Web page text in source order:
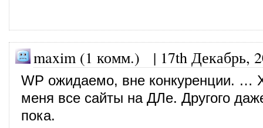
maxim (1 комм.) | 17th Декабрь,
WP ожидаемо, вне конкуренции. …
меня все сайты на ДЛе. Другого
пока.